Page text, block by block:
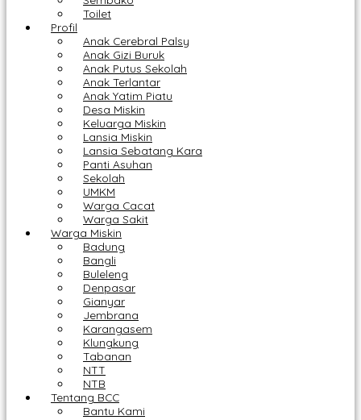
Toilet
Profil
Anak Cerebral Palsy
Anak Gizi Buruk
Anak Putus Sekolah
Anak Terlantar
Anak Yatim Piatu
Desa Miskin
Keluarga Miskin
Lansia Miskin
Lansia Sebatang Kara
Panti Asuhan
Sekolah
UMKM
Warga Cacat
Warga Sakit
Warga Miskin
Badung
Bangli
Buleleng
Denpasar
Gianyar
Jembrana
Karangasem
Klungkung
Tabanan
NTT
NTB
Tentang BCC
Bantu Kami